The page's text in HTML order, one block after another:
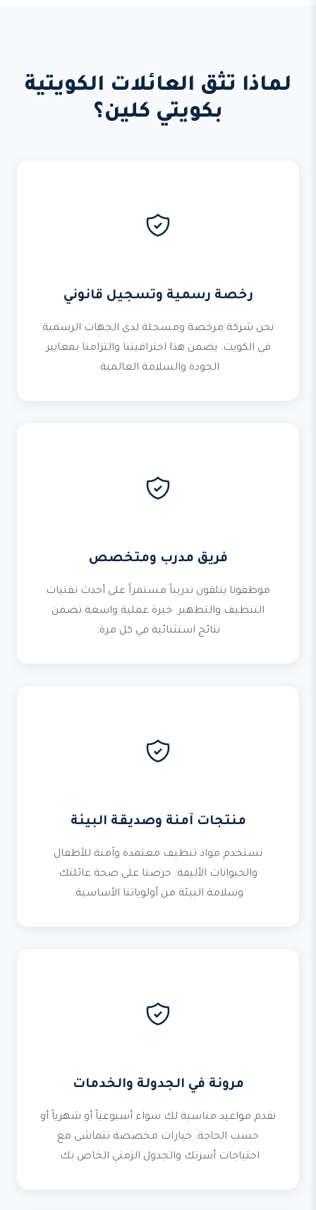
لماذا تثق العائلات الكويتية
بكويتي كلين؟
رخصة رسمية وتسجيل قانوني
نحن شركة مرخصة ومسجلة لدى الجهات الرسمية
في الكويت. يضمن هذا احترافيتنا والتزامنا بمعايير
الجودة والسلامة العالمية.
فريق مدرب ومتخصص
موظفونا يتلقون تدريباً مستمراً على أحدث تقنيات
التنظيف والتطهير. خبرة عملية واسعة تضمن
نتائج استثنائية في كل مرة.
منتجات آمنة وصديقة البيئة
نستخدم مواد تنظيف معتمدة وآمنة للأطفال
والحيوانات الأليفة. حرصنا على صحة عائلتك
وسلامة البيئة من أولوياتنا الأساسية.
مرونة في الجدولة والخدمات
نقدم مواعيد مناسبة لك سواء أسبوعياً أو شهرياً أو
حسب الحاجة. خيارات مخصصة تتماشى مع
احتياجات أسرتك والجدول الزمني الخاص بك.